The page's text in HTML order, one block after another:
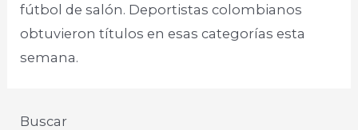
fútbol de salón. Deportistas colombianos
obtuvieron títulos en esas categorías esta
semana.
Buscar